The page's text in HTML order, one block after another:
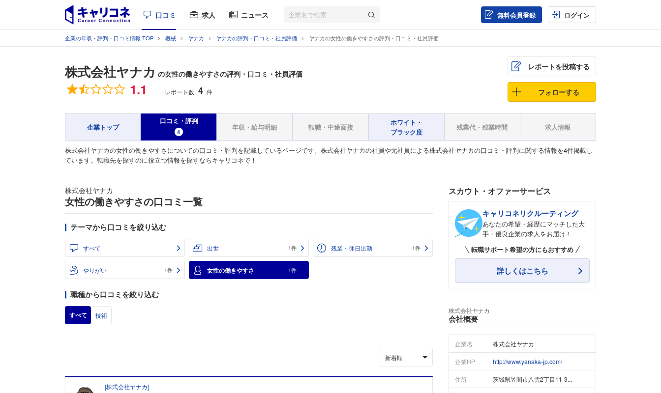
口コミ 求人 ニュース 無料会員登録 ログイン
企業の年収・評判・口コミ情報 TOP 機械 ヤナカ ヤナカの評判・口コミ・社員評価 ヤナカの女性の働きやすさの評判・口コミ・社員評価
株式会社ヤナカ の女性の働きやすさの評判・口コミ・社員評価
総合評価
1.1 レポート数 4 件
レポートを投稿する
フォローする
企業トップ
口コミ・評判
4
年収・給与明細 転職・中途面接
ホワイト・
ブラック度
残業代・残業時間 求人情報
株式会社ヤナカの女性の働きやすさについての口コミ・評判を記載しているページです。株式会社ヤナカの社員や元社員による株式会社ヤナカの口コミ・評判に関する情報を4件掲載し
ています。転職先を探すのに役立つ情報を探すならキャリコネで！
株式会社ヤナカ
女性の働きやすさの口コミ一覧
テーマから口コミを絞り込む
すべて 出世 1件 残業・休日出勤 1件
やりがい 1件 女性の働きやすさ 1件
職種から口コミを絞り込む
すべて 技術
新着順
[株式会社ヤナカ]
スカウト・オファーサービス
キャリコネリクルーティング
あなたの希望・経歴にマッチした大
手・優良企業の求人をお届け！
転職サポート希望の方にもおすすめ
詳しくはこちら
株式会社ヤナカ
会社概要
企業名 株式会社ヤナカ
企業HP http://www.yanaka-jp.com/
住所 茨城県笠間市八雲2丁目11-3...